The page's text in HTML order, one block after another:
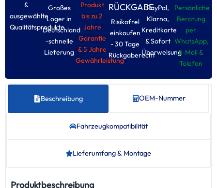
&
ausgewählte
Qualitätsprodukte
Großes
Loger in
Deutschland
-schnelle
Lieferung
Produkt
bis zu 2
Jahre
Garantie
& 5 Jahre
Gewährleistung
RÜCKGABE
Risikofrel
einkoufen
- 30 Tage
Rückgaberecht
PayPal,
Klarna,
Kreditkarte
& Sofort
Überweisung
Persönliche
Beratung
per
WhatsApp,
E-Moil &
Tolefon
Beschreibung OEM-Nummer
Fahrzeug­kompatibilität
Lieferumfang & Montage
Produktbeschreibung